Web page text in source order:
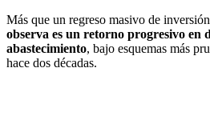
Más que un regreso masivo de
observa es un retorno progresivo en
abastecimiento, bajo esquemas más
hace dos décadas.